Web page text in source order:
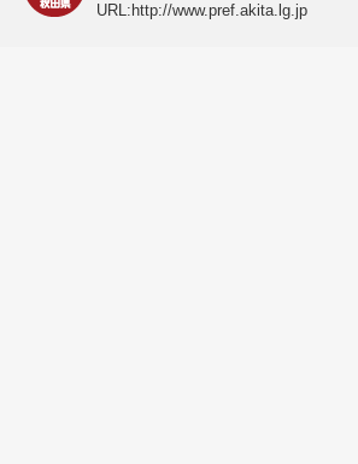
URL:http://www.pref.akita.lg.jp